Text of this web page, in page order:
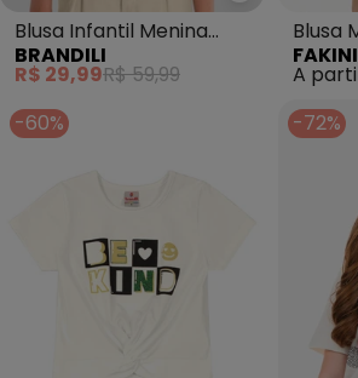
Blusa Infantil Menina
Regata em Ribana
(Natural)
BRANDILI
R$ 29,99R$ 59,99
Blusa
(Bege)
FAKINI
A
-60%
-72%